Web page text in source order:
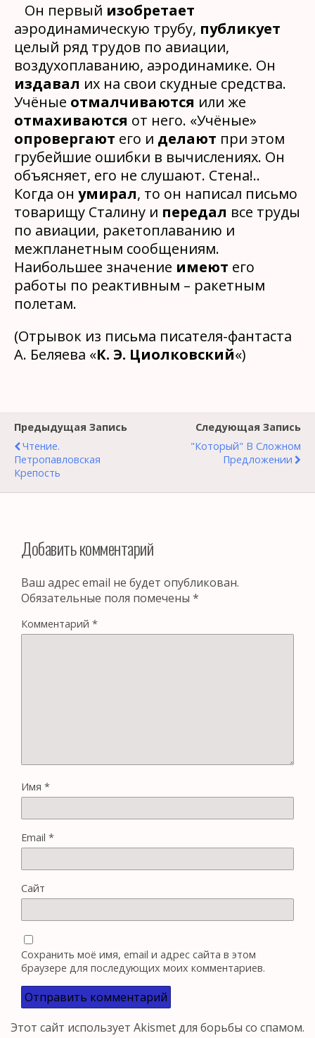
Он первый изобретает
аэродинамическую трубу, публикует
целый ряд трудов по авиации,
воздухоплаванию, аэродинамике. Он
издавал их на свои скудные средства.
Учёные отмалчиваются или же
отмахиваются от него. «Учёные»
опровергают его и делают при этом
грубейшие ошибки в вычислениях. Он
объясняет, его не слушают. Стена!..
Когда он умирал, то он написал письмо
товарищу Сталину и передал все труды
по авиации, ракетоплаванию и
межпланетным сообщениям.
Наибольшее значение имеют его
работы по реактивным – ракетным
полетам.
(Отрывок из письма писателя-фантаста
А. Беляева «К. Э. Циолковский«)
Предыдущая Запись
Чтение.
Петропавловская
Крепость
Следующая Запись
"Который" В Сложном
Предложении
Добавить комментарий
Ваш адрес email не будет опубликован.
Обязательные поля помечены *
Комментарий *
Имя *
Email *
Сайт
Сохранить моё имя, email и адрес сайта в этом
браузере для последующих моих комментариев.
Этот сайт использует Akismet для борьбы со спамом.